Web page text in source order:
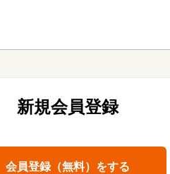
新規会員登録
会員登録（無料）をする